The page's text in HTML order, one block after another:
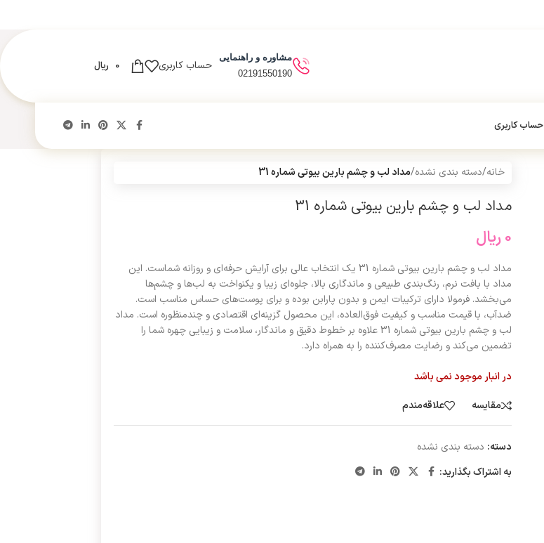
مشاوره و راهنمایی
02191550190
حساب کاربری 0 ریال
حساب کاربری
خانه/دسته بندی نشده/مداد لب و چشم بارین بیوتی شماره 31
مداد لب و چشم بارین بیوتی شماره 31
0ریال
مداد لب و چشم بارین بیوتی شماره 31 یک انتخاب عالی برای آرایش حرفه‌ای و روزانه شماست. این
مداد با بافت نرم، رنگ‌بندی طبیعی و ماندگاری بالا، جلوه‌ای زیبا و یکنواخت به لب‌ها و چشم‌ها
می‌بخشد. فرمولا دارای ترکیبات ایمن و بدون پارابن بوده و برای پوست‌های حساس مناسب است.
ضدآب، با قیمت مناسب و کیفیت فوق‌العاده، این محصول گزینه‌ای اقتصادی و چندمنظوره است. مداد
لب و چشم بارین بیوتی شماره 31 علاوه بر خطوط دقیق و ماندگار، سلامت و زیبایی چهره شما را
تضمین می‌کند و رضایت مصرف‌کننده را به همراه دارد.
در انبار موجود نمی باشد
مقایسه
علاقه‌مندم
دسته: دسته بندی نشده
به اشتراک بگذارید: